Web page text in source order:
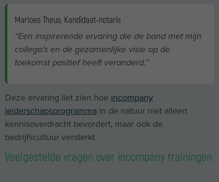
Marloes Theus, Kandidaat-notaris
“Een inspirerende ervaring die de band met mijn
collega’s en de gezamenlijke visie op de
toekomst positief heeft veranderd.”
Deze ervaring liet zien hoe incompany
leiderschapsprogramma in de natuur niet alleen
kennisoverdracht bevordert, maar ook de
bedrijfscultuur versterkt.
Veelgestelde vragen over incompany trainingen